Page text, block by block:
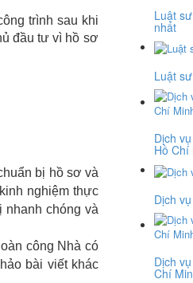
trình sau khi
đầu tư vì hồ sơ
bị hồ sơ và
nghiệm thực
nhanh chóng và
công Nhà có
bài viết khác
Luật
nhất
Luật
Dịch
Hồ Chí
Dịch
Dịch
Chí